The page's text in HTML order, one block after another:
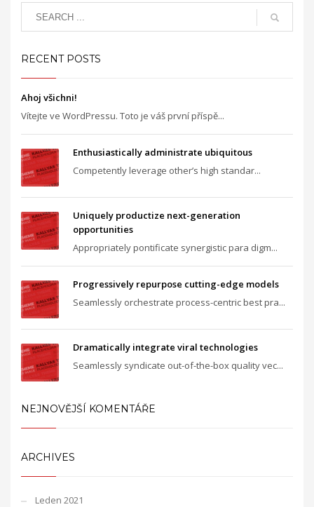
RECENT POSTS
Ahoj všichni!
Vítejte ve WordPressu. Toto je váš první příspě...
Enthusiastically administrate ubiquitous
Competently leverage other’s high standar...
Uniquely productize next-generation
opportunities
Appropriately pontificate synergistic para digm...
Progressively repurpose cutting-edge models
Seamlessly orchestrate process-centric best pra...
Dramatically integrate viral technologies
Seamlessly syndicate out-of-the-box quality vec...
NEJNOVĚJŠÍ KOMENTÁŘE
ARCHIVES
Leden 2021